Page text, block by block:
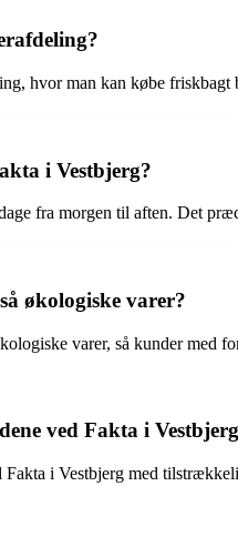
hvor man kan købe friskbagt
i Vestbjerg?
fra morgen til aften. Det
økologiske varer?
varer, så kunder med
ved Fakta i
i Vestbjerg med